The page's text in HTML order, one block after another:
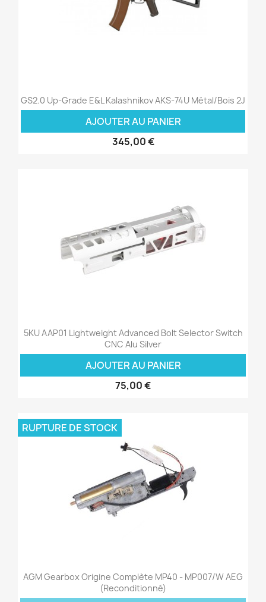
GS2.0 Up-Grade E&L Kalashnikov AKS-74U Métal/Bois 2J
AJOUTER AU PANIER
345,00 €
5KU AAP01 Lightweight Advanced Bolt Selector Switch
CNC Alu Silver
AJOUTER AU PANIER
75,00 €
AGM Gearbox Origine Complète MP40 - MP007/W AEG
(Reconditionné)
RUPTURE DE STOCK